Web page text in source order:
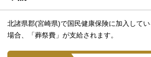
北諸県郡(宮崎県)で国民健康保険に加入して
場合、「葬祭費」が支給されます。